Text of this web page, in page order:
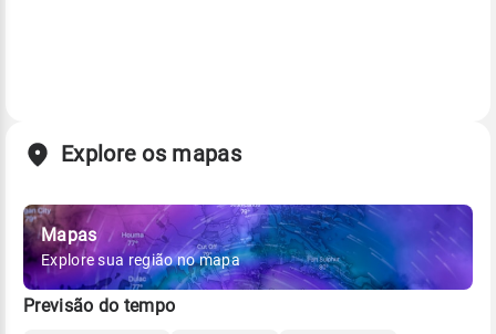
Explore os mapas
Mapas
Explore sua região no mapa
Previsão do tempo